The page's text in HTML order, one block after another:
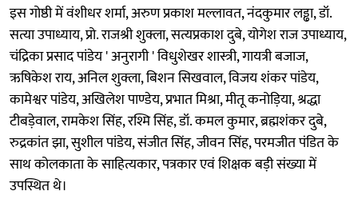
इस गोष्ठी में वंशीधर शर्मा, अरुण प्रकाश मल्लावत, नंदकुमार लड्ढा, डॉ.
सत्या उपाध्याय, प्रो. राजश्री शुक्ला, सत्यप्रकाश दुबे, योगेश राज उपाध्याय,
चंद्रिका प्रसाद पांडेय ' अनुरागी ' विधुशेखर शास्त्री, गायत्री बजाज,
ऋषिकेश राय, अनिल शुक्ला, बिशन सिखवाल, विजय शंकर पांडेय,
कामेश्वर पांडेय, अखिलेश पाण्डेय, प्रभात मिश्रा, मीतू कनोड़िया, श्रद्धा
टीबड़ेवाल, रामकेश सिंह, रश्मि सिंह, डॉ. कमल कुमार, ब्रह्मशंकर दुबे,
रुद्रकांत झा, सुशील पांडेय, संजीत सिंह, जीवन सिंह, परमजीत पंडित के
साथ कोलकाता के साहित्यकार, पत्रकार एवं शिक्षक बड़ी संख्या में
उपस्थित थे।